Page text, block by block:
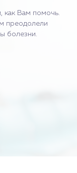
как Вам помочь.
преодолели
болезни.